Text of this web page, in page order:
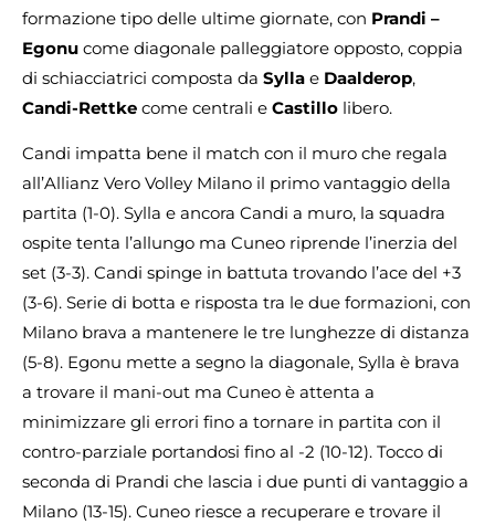
formazione tipo delle ultime giornate, con Prandi –
Egonu come diagonale palleggiatore opposto, coppia
di schiacciatrici composta da Sylla e Daalderop,
Candi-Rettke come centrali e Castillo libero.
Candi impatta bene il match con il muro che regala
all’Allianz Vero Volley Milano il primo vantaggio della
partita (1-0). Sylla e ancora Candi a muro, la squadra
ospite tenta l’allungo ma Cuneo riprende l’inerzia del
set (3-3). Candi spinge in battuta trovando l’ace del +3
(3-6). Serie di botta e risposta tra le due formazioni, con
Milano brava a mantenere le tre lunghezze di distanza
(5-8). Egonu mette a segno la diagonale, Sylla è brava
a trovare il mani-out ma Cuneo è attenta a
minimizzare gli errori fino a tornare in partita con il
contro-parziale portandosi fino al -2 (10-12). Tocco di
seconda di Prandi che lascia i due punti di vantaggio a
Milano (13-15). Cuneo riesce a recuperare e trovare il